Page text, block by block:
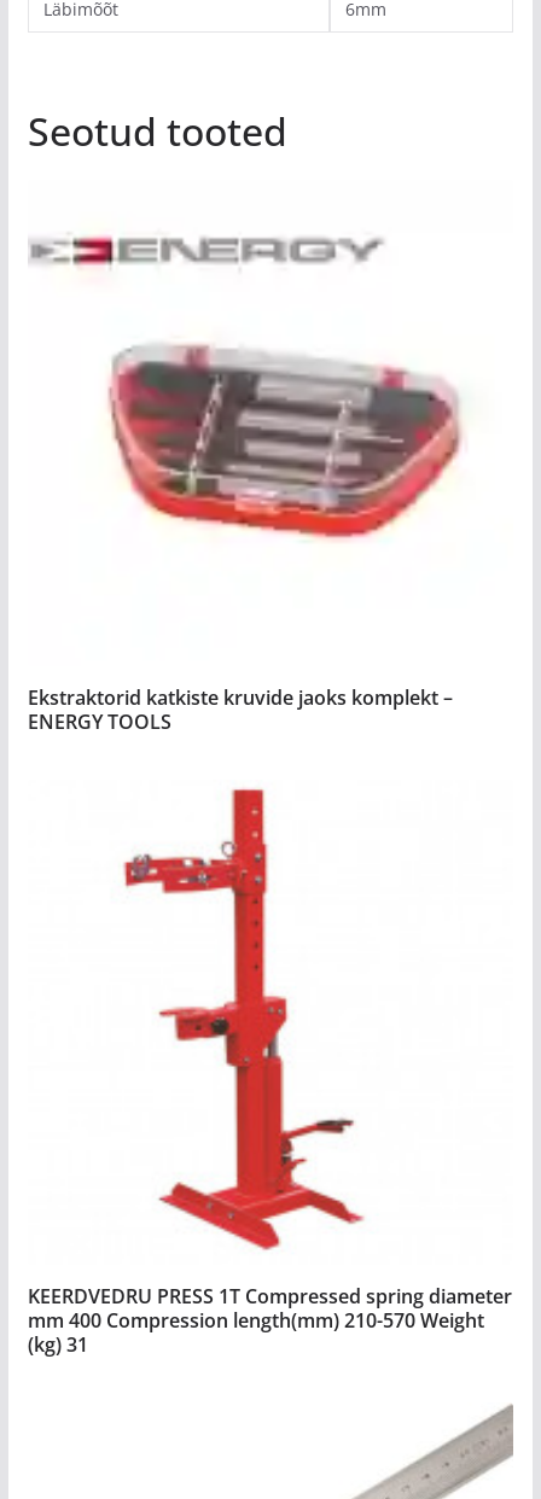
Läbimõõt 6mm
Seotud tooted
Ekstraktorid katkiste kruvide jaoks komplekt –
ENERGY TOOLS
KEERDVEDRU PRESS 1T Compressed spring diameter
mm 400 Compression length(mm) 210-570 Weight
(kg) 31